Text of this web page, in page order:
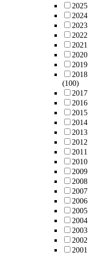
2025
2024
2023
2022
2021
2020
2019
2018
(100)
2017
2016
2015
2014
2013
2012
2011
2010
2009
2008
2007
2006
2005
2004
2003
2002
2001